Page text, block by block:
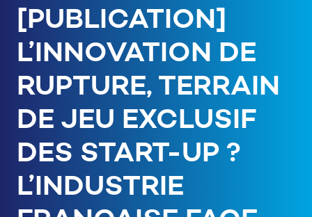
[PUBLICATION]
L’INNOVATION DE
RUPTURE, TERRAIN
DE JEU EXCLUSIF
DES START-UP ?
L’INDUSTRIE